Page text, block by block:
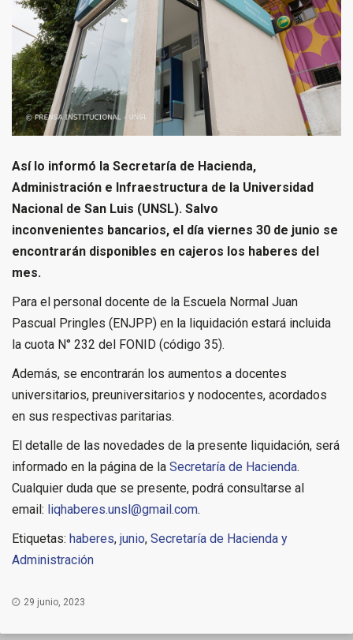
Así lo informó la Secretaría de Hacienda,
Administración e Infraestructura de la Universidad
Nacional de San Luis (UNSL). Salvo
inconvenientes bancarios, el día viernes 30 de junio se
encontrarán disponibles en cajeros los haberes del
mes.
Para el personal docente de la Escuela Normal Juan
Pascual Pringles (ENJPP) en la liquidación estará incluida
la cuota N° 232 del FONID (código 35).
Además, se encontrarán los aumentos a docentes
universitarios, preuniversitarios y nodocentes, acordados
en sus respectivas paritarias.
El detalle de las novedades de la presente liquidación, será
informado en la página de la Secretaría de Hacienda.
Cualquier duda que se presente, podrá consultarse al
email: liqhaberes.unsl@gmail.com.
Etiquetas: haberes, junio, Secretaría de Hacienda y
Administración
29 junio, 2023